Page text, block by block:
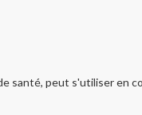
santé, peut s'utiliser en